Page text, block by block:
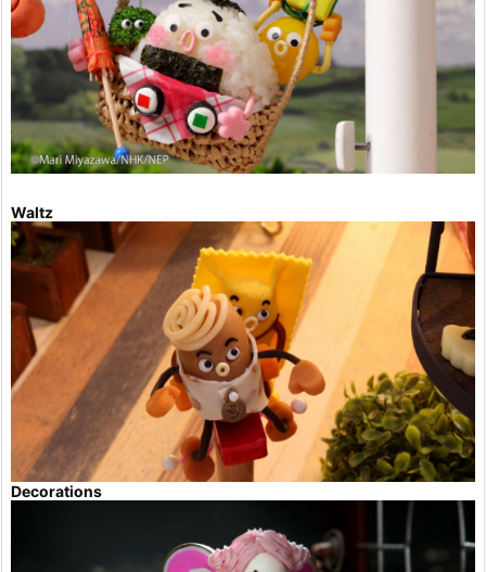
Waltz
Decorations